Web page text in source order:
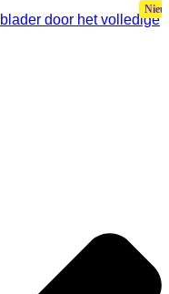
door het volledige